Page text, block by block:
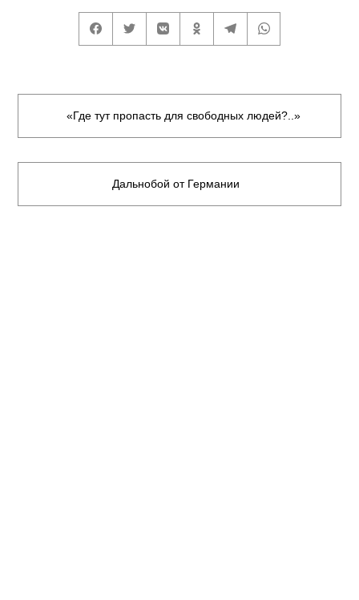
«Где тут пропасть для свободных людей?..»
Дальнобой от Германии